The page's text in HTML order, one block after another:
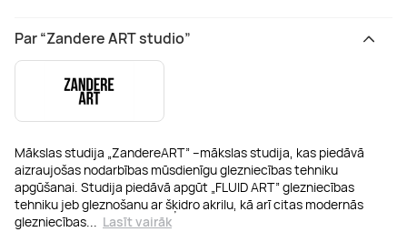
Par “Zandere ART studio”
Mākslas studija „ZandereART” –mākslas studija, kas piedāvā
aizraujošas nodarbības mūsdienīgu glezniecības tehniku
apgūšanai. Studija piedāvā apgūt „FLUID ART” glezniecības
tehniku jeb gleznošanu ar šķidro akrilu, kā arī citas modernās
glezniecības
Lasīt vairāk